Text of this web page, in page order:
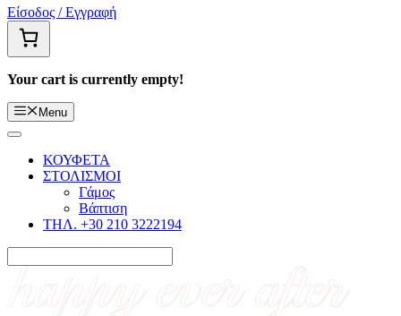
Είσοδος / Εγγραφή
Your cart is currently empty!
Menu
ΚΟΥΦΕΤΑ
ΣΤΟΛΙΣΜΟΙ
Γάμος
Βάπτιση
ΤΗΛ. +30 210 3222194